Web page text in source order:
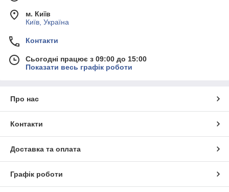
м. Київ
Київ, Україна
Контакти
Сьогодні працює з 09:00 до 15:00
Показати весь графік роботи
Про нас
Контакти
Доставка та оплата
Графік роботи